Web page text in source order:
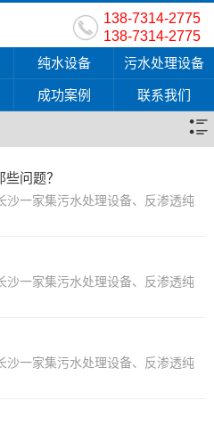
138-7314-2775
138-7314-2775
纯水设备 污水处理设备
成功案例 联系我们
问题？
沙一家集污水处理设备、反渗透纯
沙一家集污水处理设备、反渗透纯
沙一家集污水处理设备、反渗透纯